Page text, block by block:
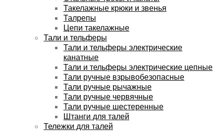
Такелажные крюки и звенья
Талрепы
Цепи такелажные
Тали и тельферы
Тали и тельферы электрические
канатные
Тали и тельферы электрические цепные
Тали ручные взрывобезопасные
Тали ручные рычажные
Тали ручные червячные
Тали ручные шестеренные
Штанги для талей
Тележки для талей